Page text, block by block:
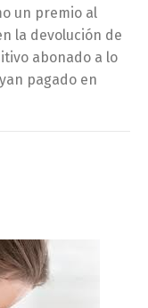
un premio al
la devolución de
abonado a lo
pagado en